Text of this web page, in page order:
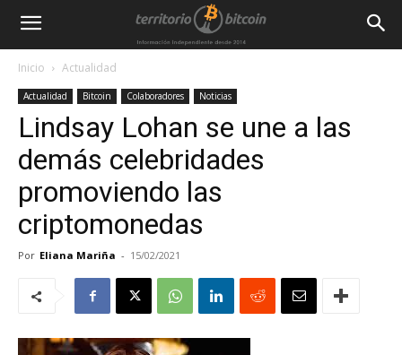
Inicio Actualidad
Actualidad Bitcoin Colaboradores Noticias
Lindsay Lohan se une a las
demás celebridades
promoviendo las
criptomonedas
Por Eliana Mariña - 15/02/2021